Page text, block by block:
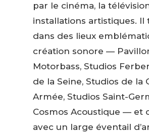
par le cinéma, la
installations artistiques. Il
dans des lieux
création sonore —
Motorbass, Studios
de la Seine, Studios de la
Armée, Studios Saint-
Cosmos Acoustique — et
avec un large éventail